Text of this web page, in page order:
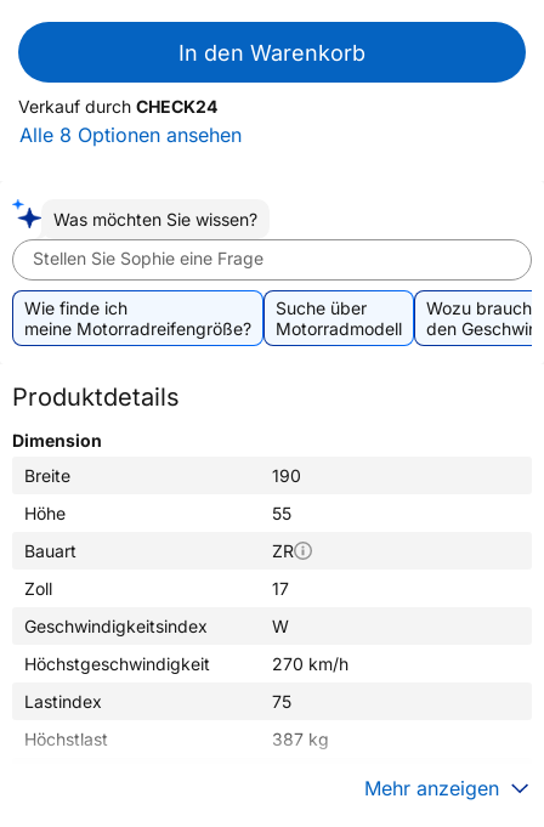
In den Warenkorb
Verkauf durch CHECK24
Alle 8 Optionen ansehen
Was möchten Sie wissen?
Stellen Sie Sophie eine Frage
Wie finde ich
meine Motorradreifengröße?
Suche über
Motorradmodell
Wozu
den
Produktdetails
Dimension
Breite
190
Höhe
55
Bauart
ZR
Zoll
17
Geschwindigkeitsindex
W
Höchstgeschwindigkeit
270 km/h
Lastindex
75
Höchstlast
387 kg
Mehr anzeigen